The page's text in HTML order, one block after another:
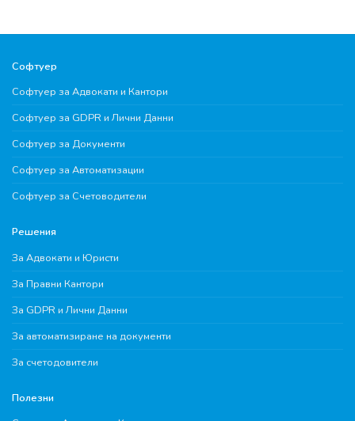
Софтуер
Софтуер за Адвокати и Кантори
Софтуер за GDPR и Лични Данни
Софтуер за Документи
Софтуер за Автоматизации
Софтуер за Счетоводители
Решения
За Адвокати и Юристи
За Правни Кантори
За GDPR и Лични Данни
За автоматизиране на документи
За счетодовители
Полезни